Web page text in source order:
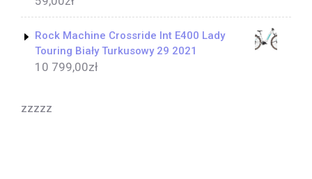
Rock Machine Crossride Int E400 Lady
Touring Biały Turkusowy 29 2021
10 799,00zł
zzzzz